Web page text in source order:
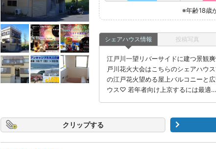
※年齢18歳
シェアハウス情報
江戸川一望リバーサイドに建つ景観
戸川花火大会はこちらのシェアハウ
の江戸花火望める屋上バルコニーと
ウス♡ 若年者向け上京するには最適…
投稿写真
クリップ